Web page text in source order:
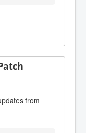
from